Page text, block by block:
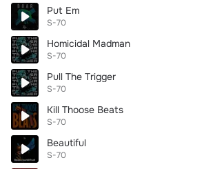
Put Em
S-70
Homicidal Madman
S-70
Pull The Trigger
S-70
Kill Thoose Beats
S-70
Beautiful
S-70